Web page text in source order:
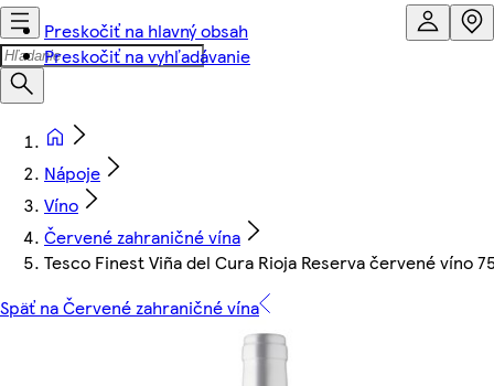
Preskočiť na hlavný obsah
Preskočiť na vyhľadávanie
Nápoje
Víno
Červené zahraničné vína
Tesco Finest Viña del Cura Rioja Reserva červené víno
Späť na Červené zahraničné vína